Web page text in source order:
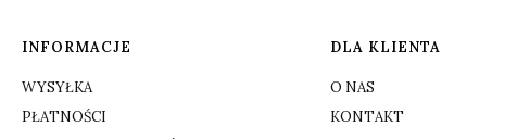
INFORMACJE
WYSYŁKA
PŁATNOŚCI
DLA KLIENTA
O NAS
KONTAKT